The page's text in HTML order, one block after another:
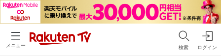
メニュー 検索 ログイン